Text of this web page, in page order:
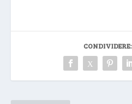
CONDIVIDERE: